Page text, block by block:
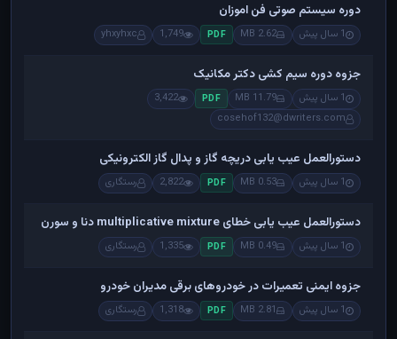
دوره سیستم صوتی فن اموزان
1 سال پیش 2.62 MB
PDF
1,749
yhxyhxc
جزوه دوره سیم کشی دکتر مکانیک
1 سال پیش 11.79 MB
PDF
3,422
cosehof132@dwriters.com
دستورالعمل عیب یابی دریچه گاز و پدال گاز الکترونیکی
1 سال پیش 0.53 MB
PDF
2,822 رستگاری
دستورالعمل عیب یابی خطای multiplicative mixture دنا و سورن
1 سال پیش 0.49 MB
PDF
1,335 رستگاری
جزوه ایمنی تعمیرات در خودروهای برقی مدیران خودرو
1 سال پیش 2.81 MB
PDF
1,318 رستگاری